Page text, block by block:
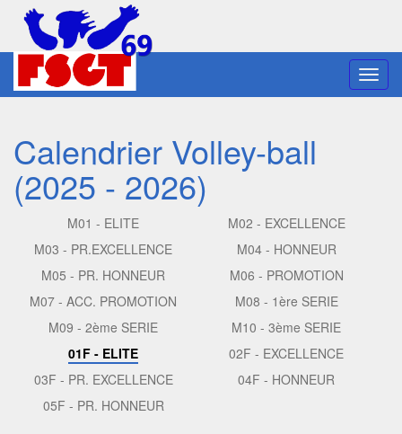
Calendrier Volley-ball
(2025 - 2026)
M01 - ELITE
M02 - EXCELLENCE
M03 - PR.EXCELLENCE
M04 - HONNEUR
M05 - PR. HONNEUR
M06 - PROMOTION
M07 - ACC. PROMOTION
M08 - 1ère SERIE
M09 - 2ème SERIE
M10 - 3ème SERIE
01F - ELITE
02F - EXCELLENCE
03F - PR. EXCELLENCE
04F - HONNEUR
05F - PR. HONNEUR